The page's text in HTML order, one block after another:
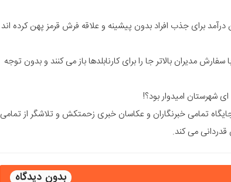
برای جذب افراد بدون پیشینه و علاقه فرش قرمز پهن کرده اند
سفارش مدیران بالاتر جا را برای کارنابلدها باز می کنند و بدون توجه
شهرستان امیدوار بود؟!
تمامی خبرنگاران و عکاسان خبری زحمتکش و تلاشگر از تمامی
می کند.